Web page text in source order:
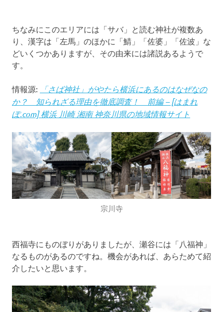
ちなみにこのエリアには「サバ」と読む神社が複数あ
り、漢字は「左馬」のほかに「鯖」「佐婆」「佐波」な
どいくつかありますが、その由来には諸説あるようで
す。
情報源:
「さば神社」がやたら横浜にあるのはなぜなの
か？ 知られざる理由を徹底調査！ 前編 – [はまれ
ぽ.com] 横浜 川崎 湘南 神奈川県の地域情報サイト
宗川寺
西福寺にものぼりがありましたが、瀬谷には「八福神」
なるものがあるのですね。機会があれば、あらためて紹
介したいと思います。